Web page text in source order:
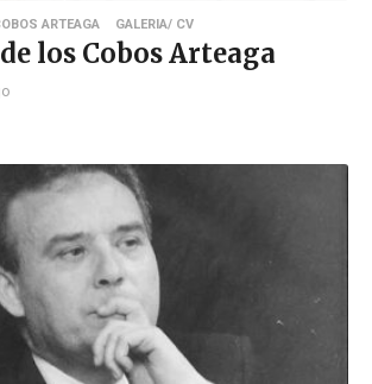
ARTEAGA GALERIA/ CV
los Cobos Arteaga